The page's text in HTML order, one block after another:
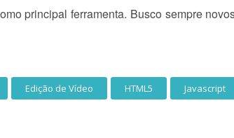
principal ferramenta. Busco sempre
Edição de Vídeo HTML5 Javascript